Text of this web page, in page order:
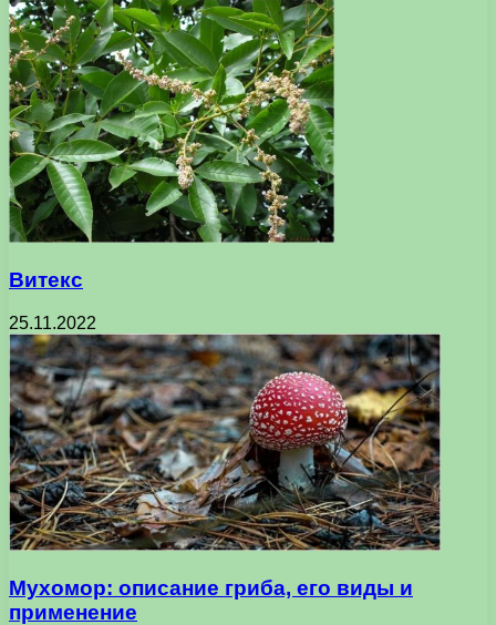
Витекс
25.11.2022
Мухомор: описание гриба, его виды и
применение